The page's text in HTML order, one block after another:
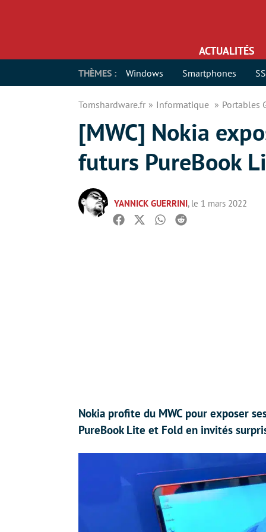
ACTUALITÉS
THÈMES : Windows Smartphones
Tomshardware.fr Informatique Portables
[MWC] Nokia
futurs PureBook
YANNICK GUERRINI, le 1 mars 2022
Facebook
TwitterWhatsapp
Reddit
Nokia profite du MWC pour exposer
PureBook Lite et Fold en invités